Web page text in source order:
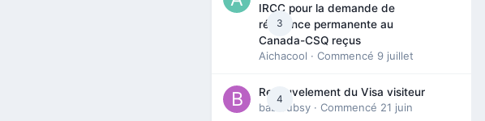
3
IRCC pour la demande de
résidence permanente au
Canada-CSQ reçus
Aichacool · Commencé 9 juillet
4
Renouvelement du Visa visiteur
babibubsy · Commencé 21 juin